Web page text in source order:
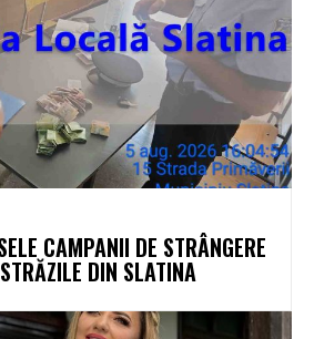
CAMPANII DE STRÂNGERE
DIN SLATINA